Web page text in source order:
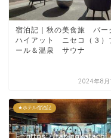
宿泊記｜秋の美食旅 パー
ハイアット ニセコ（３）
ール＆温泉 サウナ
2024年8月
★ホテル宿泊記